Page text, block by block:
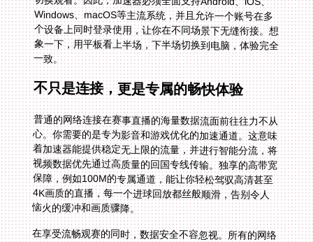
一致。
不只是连接，更是专属的畅快体验
普通的网络连接在赛事直播的海量数据流面前往往力不从
心。你需要的是专为影音和游戏优化的加速通道。这意味
着加速器能提供稳定无上限的流量，并进行智能分流，将
视频数据优先通过高质量的回国专线传输。独享的高带宽
保障，例如100M的专属通道，能让你轻松驾驭高清甚至
4K画质的直播，每一个进球回放都丝般顺滑，告别令人
恼火的缓冲和画质骤降。
在享受流畅观赛的同时，数据安全不容忽视。所有的网络
传输都应经过高级别加密处理，通过专线进行，确保你的
观看行为和个人隐私信息不会在公共网络上泄露。这不仅